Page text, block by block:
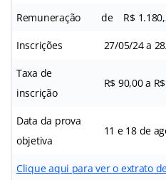
Remuneração de R$
Inscrições 27/05/24 a
Taxa de
inscrição
R$ 90,00 a
Data da prova
objetiva
11 e 18 de
Clique aqui para ver o extrato